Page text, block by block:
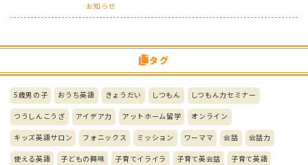
お知らせ
タグ
5歳男の子 おうち英語 きょうだい しつもん しつもん力セミナー
つうしんこうざ アイデア力 アットホーム留学 オンライン
キッズ英語サロン フォニックス ミッション ワーママ 会話 会話力
使える英語 子どもの興味 子育てイライラ 子育て英会話 子育て英語